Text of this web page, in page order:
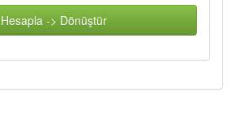
Hesapla -> Dönüştür